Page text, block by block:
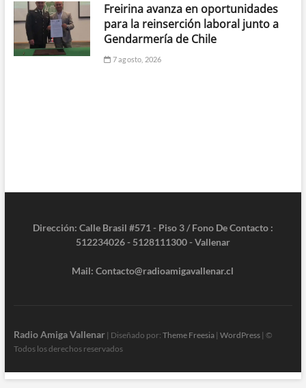
Freirina avanza en oportunidades
para la reinserción laboral junto a
Gendarmería de Chile
7 agosto, 2026
Dirección: Calle Brasil #571 - Piso 3 / Fono De Contacto :
512234026 - 5128111300 - Vallenar
Mail: Contacto@radioamigavallenar.cl
Radio Amiga Vallenar| Diseñado por: Theme Freesia| WordPress| ©
Todos los derechos reservados